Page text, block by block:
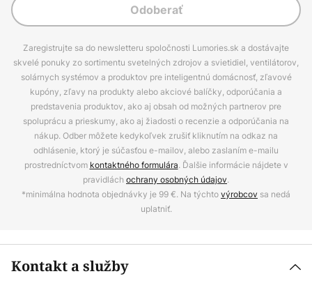
Odoberať
Zaregistrujte sa do newsletteru spoločnosti Lumories.sk a dostávajte
skvelé ponuky zo sortimentu svetelných zdrojov a svietidiel, ventilátorov,
solárnych systémov a produktov pre inteligentnú domácnosť, zľavové
kupóny, zľavy na produkty alebo akciové balíčky, odporúčania a
predstavenia produktov, ako aj obsah od možných partnerov pre
spoluprácu a prieskumy, ako aj žiadosti o recenzie a odporúčania na
nákup. Odber môžete kedykoľvek zrušiť kliknutím na odkaz na
odhlásenie, ktorý je súčasťou e-mailov, alebo zaslaním e-mailu
prostredníctvom kontaktného formulára. Ďalšie informácie nájdete v
pravidlách ochrany osobných údajov.
*minimálna hodnota objednávky je 99 €. Na týchtovýrobcov sa nedá
uplatniť.
Kontakt a služby